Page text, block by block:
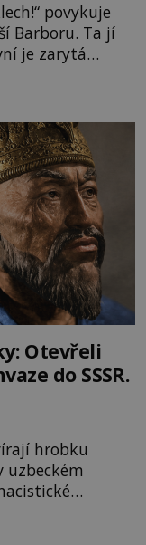
povykuje
Barboru. Ta jí
je zarytá
A každá z
hradu
manželku má
Otevřeli
do SSSR.
hrobku
uzbeckém
a napadá
zarážející, že se